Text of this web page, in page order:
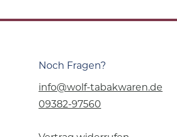
Noch Fragen?
info@wolf-tabakwaren.de
09382-97560